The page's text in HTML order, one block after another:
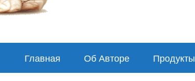
Главная Об Авторе Продукты